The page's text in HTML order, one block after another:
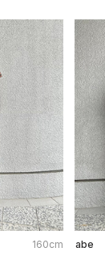
160cm abe